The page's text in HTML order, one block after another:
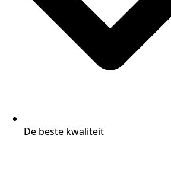
De beste kwaliteit